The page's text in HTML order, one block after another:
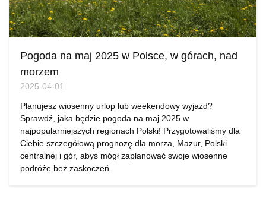
Pogoda na maj 2025 w Polsce, w górach, nad
morzem
2025-04-01
Planujesz wiosenny urlop lub weekendowy wyjazd?
Sprawdź, jaka będzie pogoda na maj 2025 w
najpopularniejszych regionach Polski! Przygotowaliśmy dla
Ciebie szczegółową prognozę dla morza, Mazur, Polski
centralnej i gór, abyś mógł zaplanować swoje wiosenne
podróże bez zaskoczeń.